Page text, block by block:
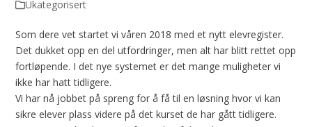
Ukategorisert
Som dere vet startet vi våren 2018 med et nytt elevregister.
Det dukket opp en del utfordringer, men alt har blitt rettet opp
fortløpende. I det nye systemet er det mange muligheter vi
ikke har hatt tidligere.
Vi har nå jobbet på spreng for å få til en løsning hvor vi kan
sikre elever plass videre på det kurset de har gått tidligere.